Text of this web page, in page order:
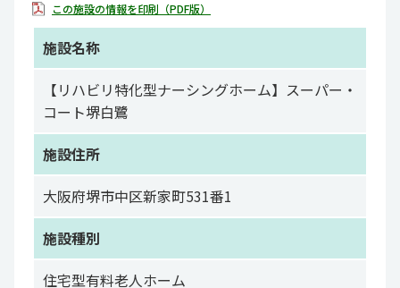
この施設の情報を印刷（PDF版）
施設名称
【リハビリ特化型ナーシングホーム】スーパー・
コート堺白鷺
施設住所
大阪府堺市中区新家町531番1
施設種別
住宅型有料老人ホーム